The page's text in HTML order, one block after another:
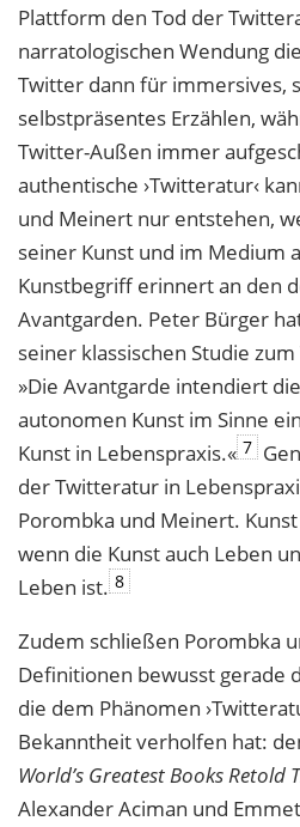
Plattform den Tod der
narratologischen Wendung
Twitter dann für immersives,
selbstpräsentes Erzählen,
Twitter-Außen immer
authentische ›Twitteratur‹
und Meinert nur entstehen,
seiner Kunst und im Medium
Kunstbegriff erinnert an den
Avantgarden. Peter Bürger
seiner klassischen Studie
»Die Avantgarde intendiert
autonomen Kunst im Sinne
Kunst in Lebenspraxis.« 7
der Twitteratur in
Porombka und Meinert.
wenn die Kunst auch Leben
Leben ist. 8
Zudem schließen Porombka
Definitionen bewusst gerade
die dem Phänomen
Bekanntheit verholfen hat:
World’s Greatest Books Retold
Alexander Aciman und